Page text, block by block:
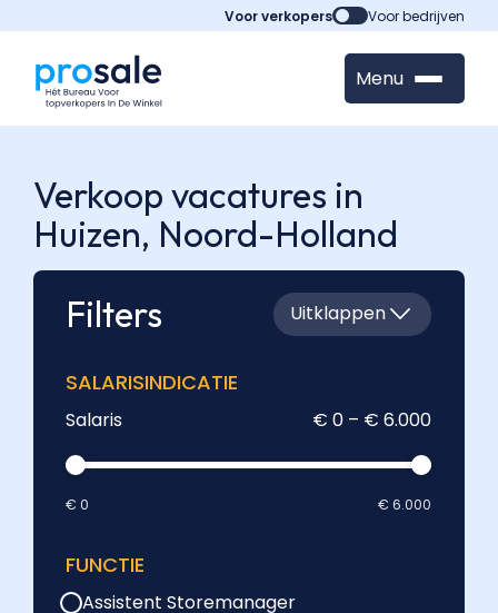
Voor verkopers Voor bedrijven
Menu
Verkoop vacatures in
Huizen, Noord-Holland
Filters
Uitklappen
SALARISINDICATIE
Salaris € 0 – € 6.000
€ 0 € 6.000
FUNCTIE
Assistent Storemanager